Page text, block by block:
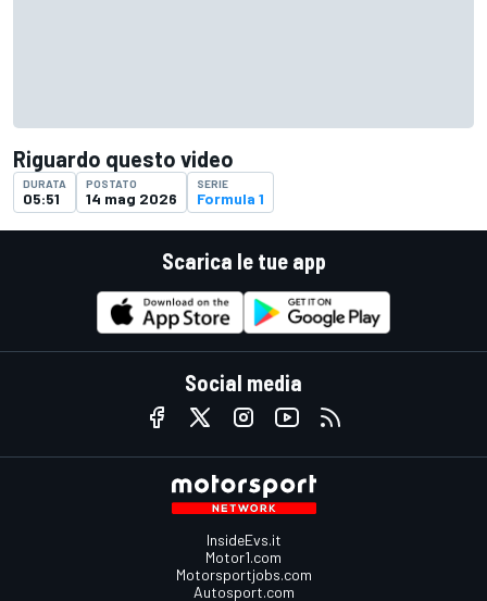
Riguardo questo video
DURATA
05:51
POSTATO
14 mag 2026
SERIE
Formula 1
Scarica le tue app
Social media
InsideEvs.it
Motor1.com
Motorsportjobs.com
Autosport.com